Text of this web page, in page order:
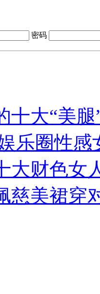
密码
十大“美
乐圈性感
大财色女
慈美裙穿